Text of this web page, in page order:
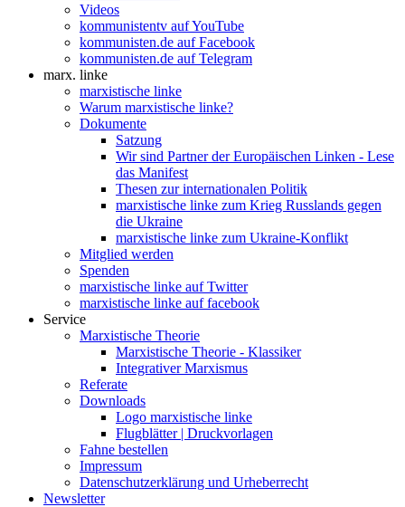
Videos
kommunistentv auf YouTube
kommunisten.de auf Facebook
kommunisten.de auf Telegram
marx. linke
marxistische linke
Warum marxistische linke?
Dokumente
Satzung
Wir sind Partner der Europäischen Linken - Lese
das Manifest
Thesen zur internationalen Politik
marxistische linke zum Krieg Russlands gegen
die Ukraine
marxistische linke zum Ukraine-Konflikt
Mitglied werden
Spenden
marxistische linke auf Twitter
marxistische linke auf facebook
Service
Marxistische Theorie
Marxistische Theorie - Klassiker
Integrativer Marxismus
Referate
Downloads
Logo marxistische linke
Flugblätter | Druckvorlagen
Fahne bestellen
Impressum
Datenschutzerklärung und Urheberrecht
Newsletter